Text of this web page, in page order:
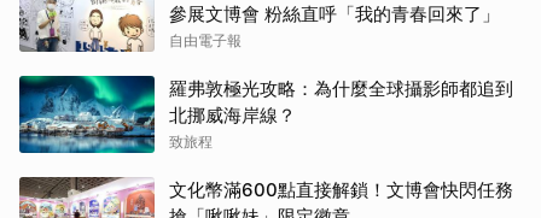
參展文博會 粉絲直呼「我的青春回來了」
自由電子報
羅弗敦極光攻略：為什麼全球攝影師都追到
北挪威海岸線？
致旅程
文化幣滿600點直接解鎖！文博會快閃任務